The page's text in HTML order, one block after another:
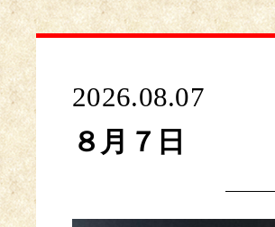
2026.08.07
８月７日